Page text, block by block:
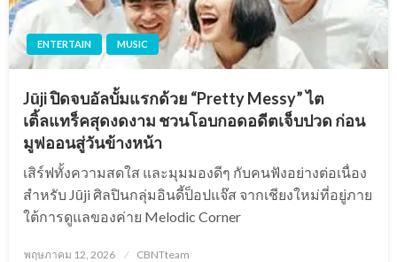
ENTERTAIN MUSIC
Jūji ปิดจบอัลบั้มแรกด้วย “Pretty Messy” ไต
เติ้ลแทร็คสุดงดงาม ชวนโอบกอดอดีตเจ็บปวด ก่อน
มูฟออนสู่วันข้างหน้า
เสิร์ฟทั้งความสดใส และมุมมองดีๆ กับคนฟังอย่างต่อเนื่อง
สำหรับ Jūji ศิลปินกลุ่มอินดี้ป็อปแจ๊ส จากเชียงใหม่ที่อยู่ภาย
ใต้การดูแลของค่าย Melodic Corner
Posted
พฤษภาคม 12, 2026 CBNTteam